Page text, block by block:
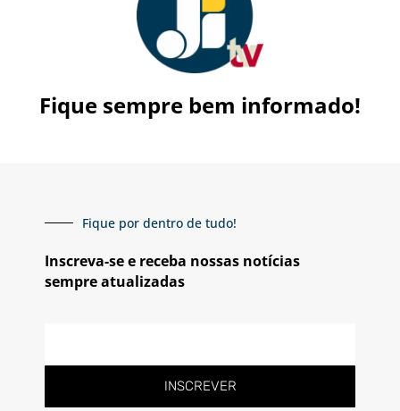
Fique sempre bem informado!
Fique por dentro de tudo!
Inscreva-se e receba nossas notícias
sempre atualizadas
INSCREVER